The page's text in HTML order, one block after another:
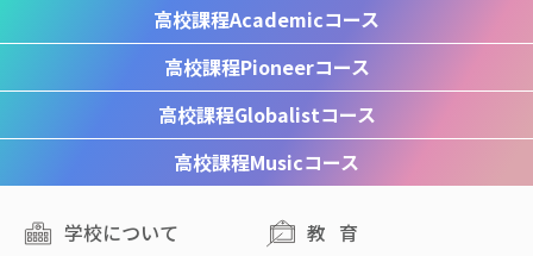
高校課程Academicコース
高校課程Pioneerコース
高校課程Globalistコース
高校課程Musicコース
学校について 教育